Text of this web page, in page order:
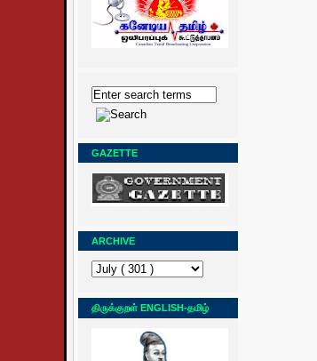
GAZETTE
ARCHIVE
திருக்குறள் ENGLISH-தமிழ்